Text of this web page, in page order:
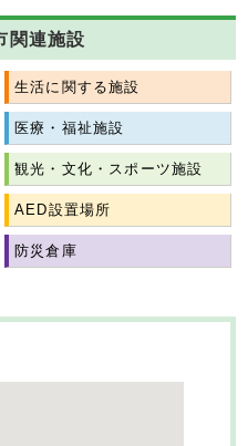
関連施設
生活に関する施設
医療・福祉施設
観光・文化・スポーツ施設
AED設置場所
防災倉庫